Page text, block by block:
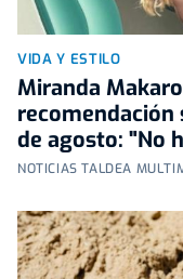
VIDA Y ESTILO
Miranda
recomendación
de agosto: "No
NOTICIAS TALDEA